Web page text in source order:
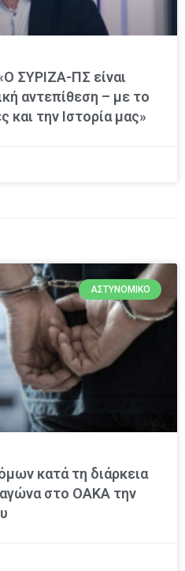
ΣΥΡΙΖΑ-ΠΣ είναι
αντεπίθεση – με το
και την Ιστορία μας»
ΑΣΤΥΝΟΜΙΚΌ
κατά τη διάρκεια
στο ΟΑΚΑ την